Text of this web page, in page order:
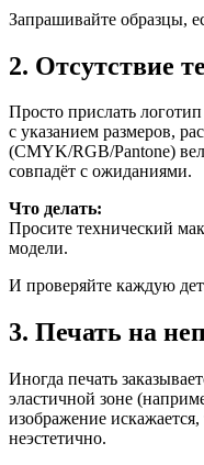
Запрашивайте образцы,
2. Отсутствие
Просто прислать
с указанием размеров,
(CMYK/RGB/Pantone)
совпадёт с ожиданиями.
Что делать:
Просите технический
модели.
И проверяйте каждую
3. Печать на
Иногда печать
эластичной зоне
изображение
неэстетично.